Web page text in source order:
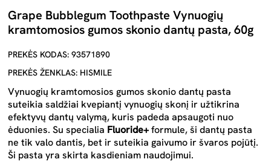
Grape Bubblegum Toothpaste Vynuogių
kramtomosios gumos skonio dantų pasta, 60g
PREKĖS KODAS: 93571890
PREKĖS ŽENKLAS: HISMILE
Vynuogių kramtomosios gumos skonio dantų pasta
suteikia saldžiai kvepiantį vynuogių skonį ir užtikrina
efektyvų dantų valymą, kuris padeda apsaugoti nuo
ėduonies. Su specialia Fluoride+formule, ši dantų pasta
ne tik valo dantis, bet ir suteikia gaivumo ir švaros pojūtį.
Ši pasta yra skirta kasdieniam naudojimui.